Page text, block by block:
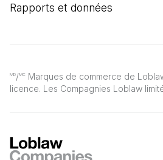
MD/MC Marques de commerce de
licence. Les Compagnies Loblaw
Rapports et données